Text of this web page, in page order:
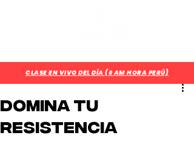
CLASE EN VIVO DEL DÍA (6 AM HORA PERÚ)
Domina tu
resistencia